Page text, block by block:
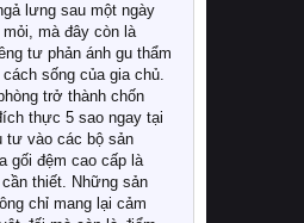
lưng sau một ngày
mỏi, mà đây còn là
tư phản ánh gu thẩm
sống của gia chủ.
trở thành chốn
thực 5 sao ngay tại
tư vào các bộ sản
gối đệm cao cấp là
thiết. Những sản
chỉ mang lại cảm